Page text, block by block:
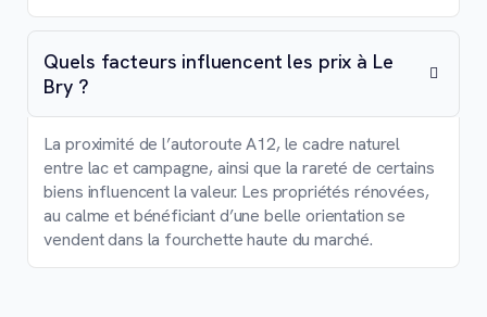
Quels facteurs influencent les prix à Le
Bry ?
La proximité de l’autoroute A12, le cadre naturel
entre lac et campagne, ainsi que la rareté de certains
biens influencent la valeur. Les propriétés rénovées,
au calme et bénéficiant d’une belle orientation se
vendent dans la fourchette haute du marché.